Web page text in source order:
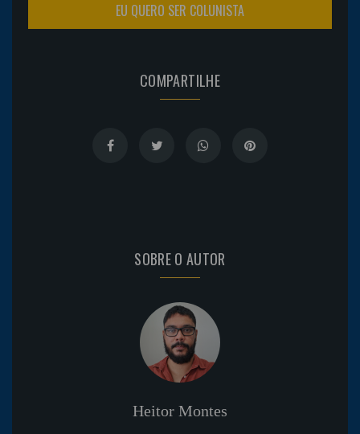
EU QUERO SER COLUNISTA
COMPARTILHE
SOBRE O AUTOR
Heitor Montes